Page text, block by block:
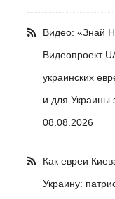
Видео: «Знай
Видеопроект
украинских
и для Украины
08.08.2026
Как евреи
Украину: